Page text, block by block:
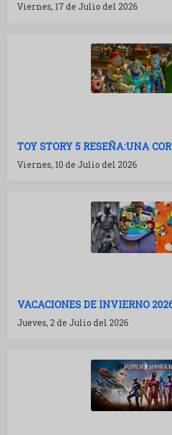
Viernes, 17 de Julio del 2026
Viernes, 10 de Julio del 2026
Jueves, 2 de Julio del 2026